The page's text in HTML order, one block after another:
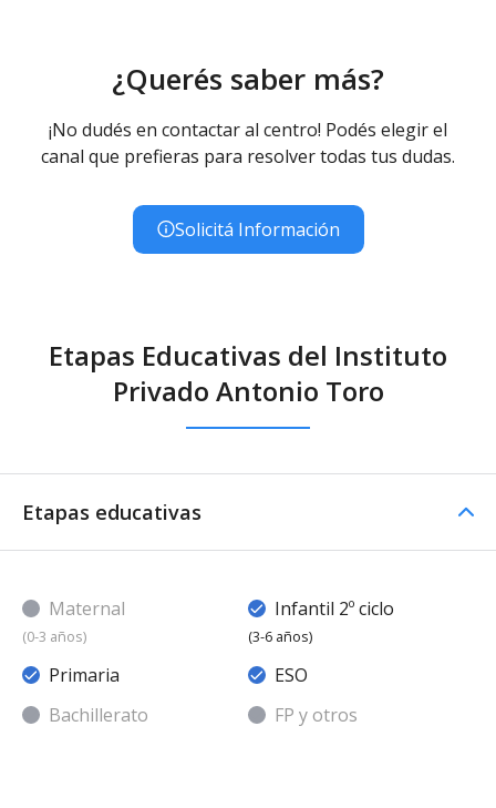
¿Querés saber más?
¡No dudés en contactar al centro! Podés elegir el
canal que prefieras para resolver todas tus dudas.
Solicitá Información
Etapas Educativas del Instituto
Privado Antonio Toro
Etapas educativas
Maternal
(0-3 años)
Infantil 2º ciclo
(3-6 años)
Primaria
ESO
Bachillerato
FP y otros